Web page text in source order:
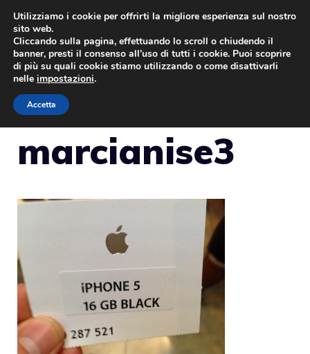
Vai
contenuto
marcianise3
Utilizziamo i cookie per offrirti la migliore esperienza sul nostro
sito web.
Cliccando sulla pagina, effettuando lo scroll o chiudendo il
banner, presti il consenso all’uso di tutti i cookie. Puoi scoprire
di più su quali cookie stiamo utilizzando o come disattivarli
nelle impostazioni.
Accetta